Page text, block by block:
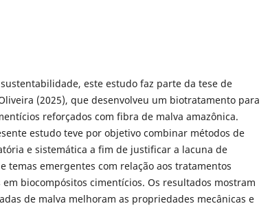
este estudo faz parte da tese de
(2025), que desenvolveu um biotratamento para
reforçados com fibra de malva amazônica.
estudo teve por objetivo combinar métodos de
e sistemática a fim de justificar a lacuna de
temas emergentes com relação aos tratamentos
biocompósitos cimentícios. Os resultados mostram
de malva melhoram as propriedades mecânicas e